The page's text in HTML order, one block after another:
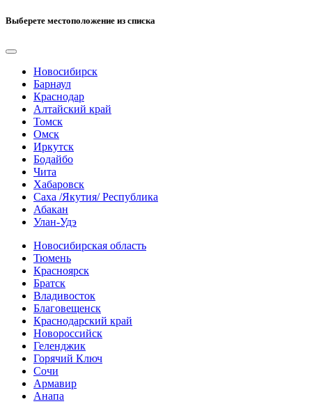
Выберете местоположение из списка
Новосибирск
Барнаул
Краснодар
Алтайский край
Томск
Омск
Иркутск
Бодайбо
Чита
Хабаровск
Саха /Якутия/ Республика
Абакан
Улан-Удэ
Новосибирская область
Тюмень
Красноярск
Братск
Владивосток
Благовещенск
Краснодарский край
Новороссийск
Геленджик
Горячий Ключ
Сочи
Армавир
Анапа